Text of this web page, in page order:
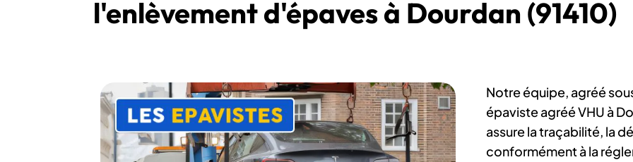
l'enlèvement d'épaves à Dourdan (91410)
Notre équipe, agréé
épaviste agréé VHU à
assure la traçabilité, la
conformément à la